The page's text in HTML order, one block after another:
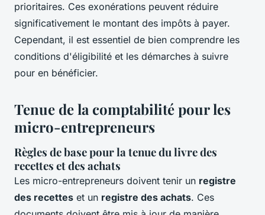
prioritaires. Ces exonérations peuvent réduire
significativement le montant des impôts à payer.
Cependant, il est essentiel de bien comprendre les
conditions d'éligibilité et les démarches à suivre
pour en bénéficier.
Tenue de la comptabilité pour les
micro-entrepreneurs
Règles de base pour la tenue du livre des
recettes et des achats
Les micro-entrepreneurs doivent tenir un registre
des recettes et un registre des achats. Ces